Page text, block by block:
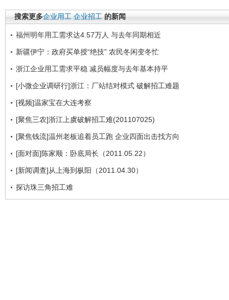
搜索更多企业用工 企业招工 的新闻
福州明年用工需求达4.57万人 与去年同期相近
新疆伊宁：政府买单授“绝技” 农民冬闲变冬忙
浙江企业用工需求平稳 减员幅度与去年基本持平
[小微企业调研行]浙江：厂站结对模式 破解招工难题
[视频]温家宝在大连考察
[聚焦三农]浙江上虞破解招工难(201107025)
[聚焦钱流]温州老板追着员工跑 企业四面出击找方向
[面对面]陈家顺：卧底局长（2011.05.22）
[新闻调查]从上海到枞阳（2011.04.30）
探访珠三角招工难